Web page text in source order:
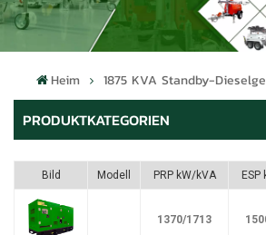
Heim 1875 KVA Standby-
PRODUKTKATEGORIEN
Bild Modell PRP kW/kVA ESP
1370/1713